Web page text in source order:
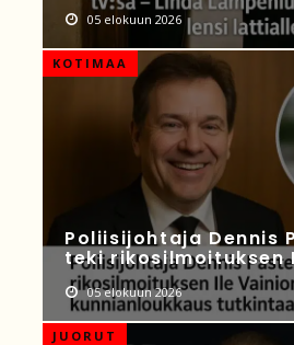
05 elokuun 2026
KOTIMAA
Poliisijohtaja Dennis
teki rikosilmoituksen
05 elokuun 2026
JUORUT